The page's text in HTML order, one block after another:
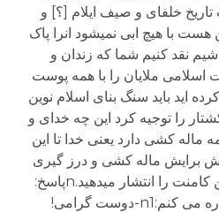
خلفای و صیف ایلام [؟] و
با هیچ ابی نمیشود انرا پاک
نقد کنیم شما که زندان و
ملایان را با همه پوست
باید سنگ بنای اسلام نوین
را توجیه کرد این چه خدای و
ماله کشی دارد یعنی خدا تا این
برایش ماله کشی و درز گیری
بکننند با سپاس از این که این کامنت را انتشار میدهید.nپاسخ:
در این مورد به سه نکته اشاره می کنم:n1-دوست گرامی!